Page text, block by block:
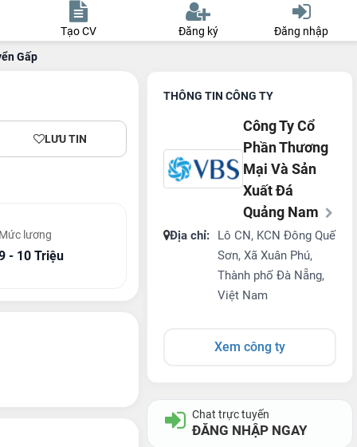
Tạo CV Đăng ký Đăng nhập
Gấp
LƯU TIN
Mức lương
- 10 Triệu
THÔNG TIN CÔNG TY
Công Ty Cổ
Phần Thương
Mại Và Sản
Xuất Đá
Quảng Nam
Địa chỉ:
Lô CN, KCN Đông Quế
Sơn, Xã Xuân Phú,
Thành phố Đà Nẵng,
Việt Nam
Xem công ty
Chat trực tuyến
ĐĂNG NHẬP NGAY